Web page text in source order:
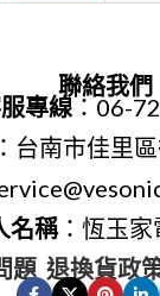
聯絡我們
專線：06-
台南市佳里
名稱：恆玉家
題 退換貨政